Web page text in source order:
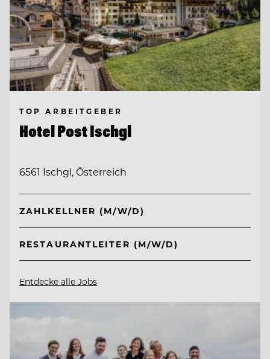
TOP ARBEITGEBER
Hotel Post Ischgl
6561 Ischgl, Österreich
ZAHLKELLNER (M/W/D)
RESTAURANTLEITER (M/W/D)
Entdecke alle Jobs